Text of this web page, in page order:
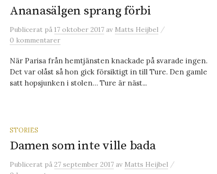
Ananasälgen sprang förbi
Publicerat på 17 oktober 2017 av Matts Heijbel /
0 kommentarer
När Parisa från hemtjänsten knackade på svarade ingen.
Det var olåst så hon gick försiktigt in till Ture. Den gamle
satt hopsjunken i stolen… Ture är näst...
STORIES
Damen som inte ville bada
Publicerat på 27 september 2017 av Matts Heijbel /